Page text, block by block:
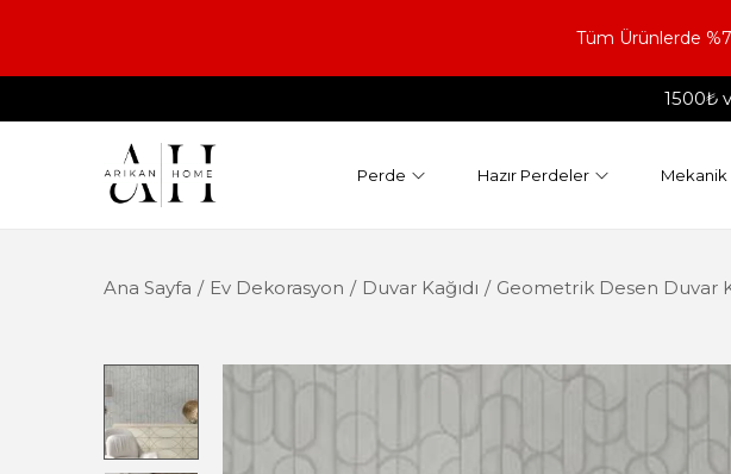
1500₺
Perde Hazır Perdeler Mekanik
Ana Sayfa / Ev Dekorasyon / Duvar Kağıdı / Geometrik Desen Duvar
Tüm Ürünlerde